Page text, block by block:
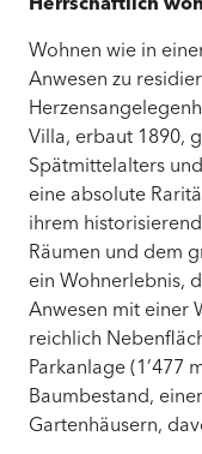
Herrschaftlich
Wohnen wie in
Anwesen zu
Villa, erbaut 1890,
Spätmittelalters
eine absolute
ihrem
Räumen und dem
ein Wohnerlebnis,
Anwesen mit einer
reichlich
Parkanlage (1’477
Baumbestand,
Gartenhäusern,